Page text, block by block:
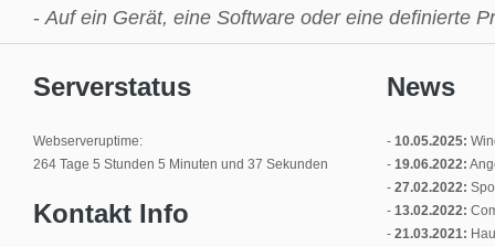
- Auf ein Gerät, eine Software oder eine definierte
Serverstatus
Webserveruptime:
264 Tage 5 Stunden 5 Minuten und 37 Sekunden
Kontakt Info
News
- 10.05.2025:
- 19.06.2022:
- 27.02.2022:
- 13.02.2022:
- 21.03.2021: